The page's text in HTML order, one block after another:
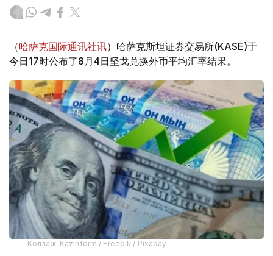
（哈萨克国际通讯社讯）哈萨克斯坦证券交易所(KASE)于
今日17时公布了8月4日坚戈兑换外币平均汇率结果。
Коллаж: Kazinform / Freepik / Pixabay